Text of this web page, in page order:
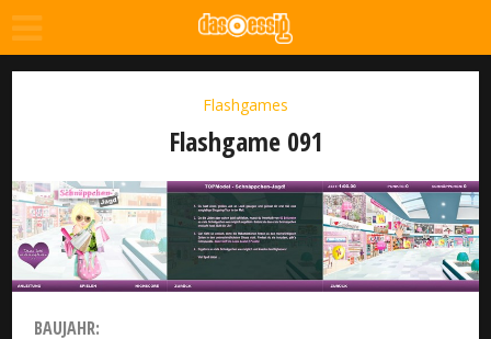
Flashgames
Flashgame 091
BAUJAHR: